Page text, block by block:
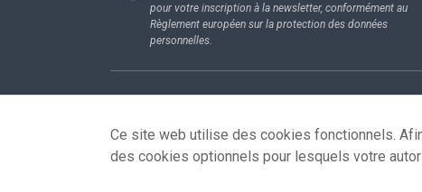
pour votre inscription à la newsletter, conformément au
Règlement européen sur la protection des données
personnelles.
Ce site web utilise des cookies fonctionnels.
des cookies optionnels pour lesquels votre